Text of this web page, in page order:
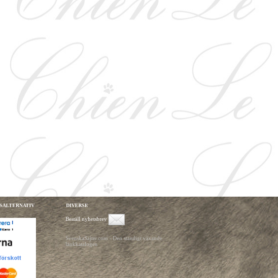
DIVERSE
Beställ nyhetsbrev
SvenskaSajter.com - Den ständigt växande
länkkatalogen